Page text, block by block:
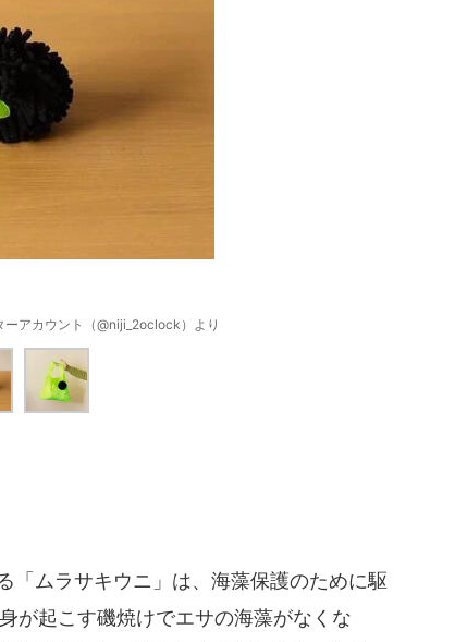
ーアカウント（@niji_2oclock）より
ムラサキウニ」は、海藻保護のために駆
が起こす磯焼けでエサの海藻がなくな